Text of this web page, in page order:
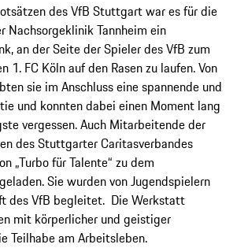
des VfB Stuttgart war es für die
Nachsorgeklinik Tannheim ein
an der Seite der Spieler des VfB zum
1. FC Köln auf den Rasen zu laufen. Von
sie im Anschluss eine spannende und
und konnten dabei einen Moment lang
vergessen. Auch Mitarbeitende der
des Stuttgarter Caritasverbandes
„Turbo für Talente“ zu dem
Sie wurden von Jugendspielern
des VfB begleitet. Die Werkstatt
mit körperlicher und geistiger
Teilhabe am Arbeitsleben.